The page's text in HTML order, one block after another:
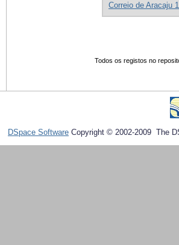
Correio de Aracaju
Todos os registos no
DSpace Software Copyright © 2002-2009 The